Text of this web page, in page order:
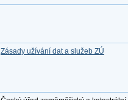
Zásady užívání dat a služeb ZÚ